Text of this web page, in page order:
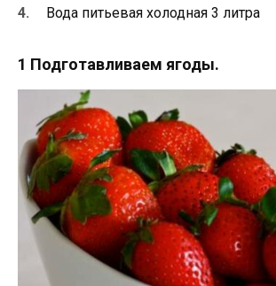
Вода питьевая холодная 3 литра
1 Подготавливаем ягоды.